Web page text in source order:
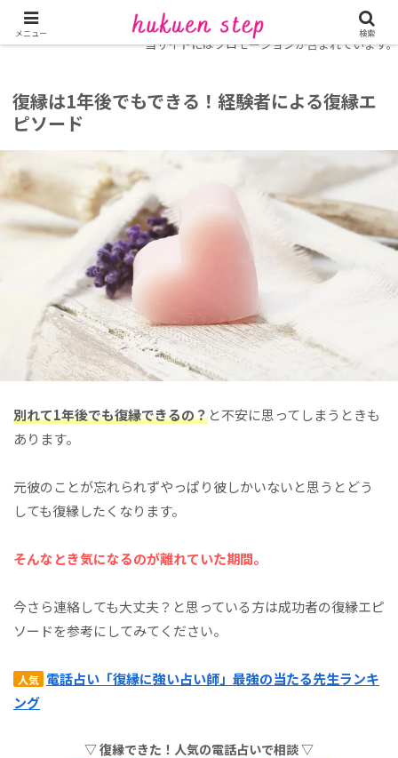
ホーム
復縁コラム
当サイトにはプロモーションが含まれています。
復縁は1年後でもできる！経験者による復縁エ
ピソード
別れて1年後でも復縁できるの？と不安に思ってしまうときも
あります。
元彼のことが忘れられずやっぱり彼しかいないと思うとどう
しても復縁したくなります。
そんなとき気になるのが離れていた期間。
今さら連絡しても大丈夫？と思っている方は成功者の復縁エピ
ソードを参考にしてみてください。
人気 電話占い「復縁に強い占い師」最強の当たる先生ランキ
ング
▽ 復縁できた！人気の電話占いで相談 ▽
メニュー 検索